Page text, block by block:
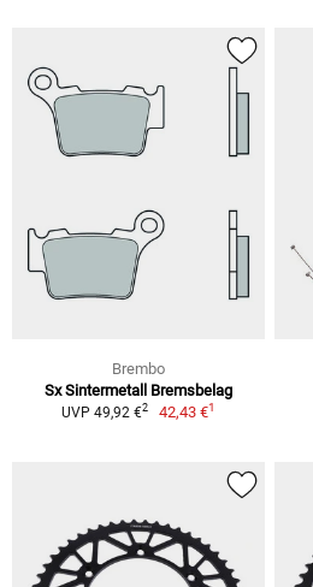
Brembo
Sx Sintermetall Bremsbelag
UVP 49,92 €2 42,43 €1